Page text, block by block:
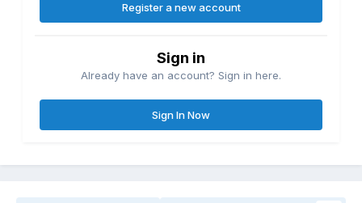
Register a new account
Sign in
Already have an account? Sign in here.
Sign In Now